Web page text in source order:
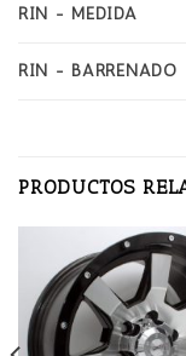
RIN - MEDIDA
RIN - BARRENADO
PRODUCTOS